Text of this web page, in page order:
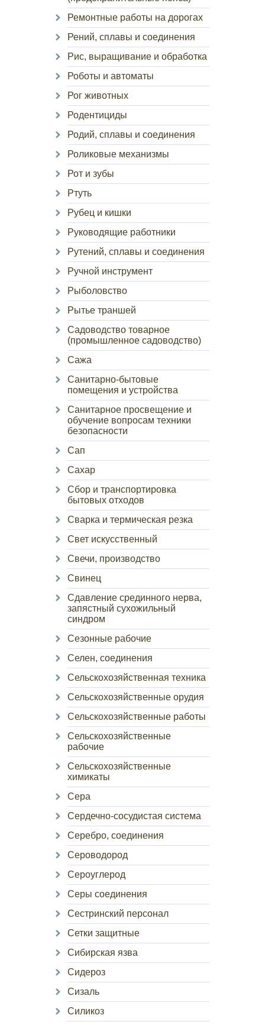
Ремонтные работы на дорогах
Рений, сплавы и соединения
Рис, выращивание и обработка
Роботы и автоматы
Рог животных
Родентициды
Родий, сплавы и соединения
Роликовые механизмы
Рот и зубы
Ртуть
Рубец и кишки
Руководящие работники
Рутений, сплавы и соединения
Ручной инструмент
Рыболовство
Рытье траншей
Садоводство товарное
(промышленное садоводство)
Сажа
Санитарно-бытовые
помещения и устройства
Санитарное просвещение и
обучение вопросам техники
безопасности
Сап
Сахар
Сбор и транспортировка
бытовых отходов
Сварка и термическая резка
Свет искусственный
Свечи, производство
Свинец
Сдавление срединного нерва,
запястный сухожильный
синдром
Сезонные рабочие
Селен, соединения
Сельскохозяйственная техника
Сельскохозяйственные орудия
Сельскохозяйственные работы
Сельскохозяйственные
рабочие
Сельскохозяйственные
химикаты
Сера
Сердечно-сосудистая система
Серебро, соединения
Сероводород
Сероуглерод
Серы соединения
Сестринский персонал
Сетки защитные
Сибирская язва
Сидероз
Сизаль
Силикоз